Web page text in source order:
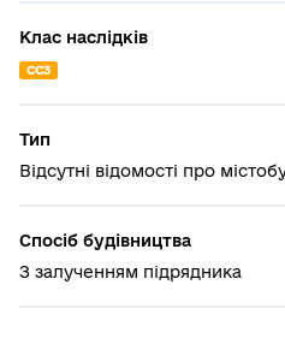
Клас наслідків
СС3
Тип
Відсутні відомості про
Спосіб будівництва
З залученням підрядника